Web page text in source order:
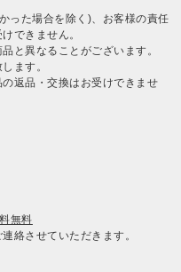
った場合を除く)、お客様の責任
できません。
と異なることがございます。
ます。
返品・交換はお受けできませ
無料
絡させていただきます。